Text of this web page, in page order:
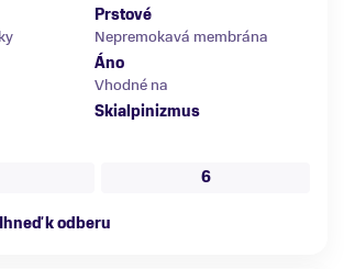
Prstové
Nepremokavá membrána
Áno
Vhodné na
Skialpinizmus
6
k odberu